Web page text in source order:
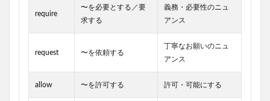
require
〜を必要とする／要
求する
義務・必要性のニュ
アンス
request 〜を依頼する
丁寧なお願いのニュ
アンス
allow 〜を許可する 許可・可能にする